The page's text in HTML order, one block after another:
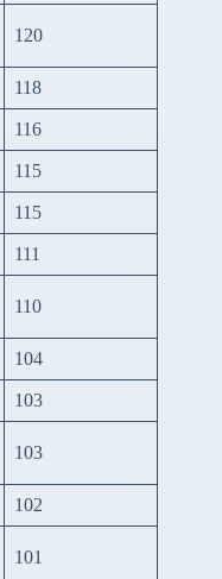
120
118
116
115
115
111
110
104
103
103
102
101